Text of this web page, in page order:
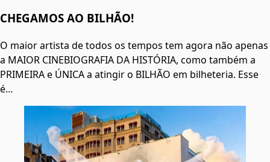
CHEGAMOS AO BILHÃO!
O maior artista de todos os tempos tem agora não apenas
a MAIOR CINEBIOGRAFIA DA HISTÓRIA, como também a
PRIMEIRA e ÚNICA a atingir o BILHÃO em bilheteria. Esse
é…